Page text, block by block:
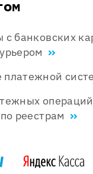
банковских
реестрам